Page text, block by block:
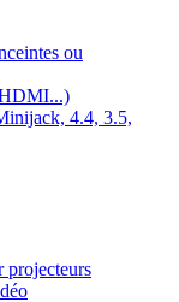
ou
4.4, 3.5,
projecteurs